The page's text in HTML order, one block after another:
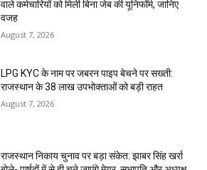
वाले कर्मचारियों को मिली बिना जेब की यूनिफॉर्म, जानिए
वजह
August 7, 2026
LPG KYC के नाम पर जबरन पाइप बेचने पर सख्ती:
राजस्थान के 38 लाख उपभोक्ताओं को बड़ी राहत
August 7, 2026
राजस्थान निकाय चुनाव पर बड़ा संकेत: झाबर सिंह खर्रा